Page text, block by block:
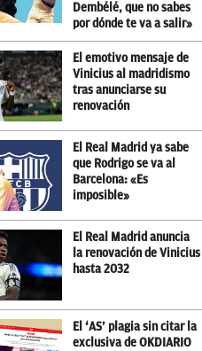
Dembélé, que no sabes
por dónde te va a salir»
El emotivo mensaje de
Vinicius al madridismo
tras anunciarse su
renovación
El Real Madrid ya sabe
que Rodrigo se va al
Barcelona: «Es
imposible»
El Real Madrid anuncia
la renovación de Vinicius
hasta 2032
El ‘AS’ plagia sin citar la
exclusiva de OKDIARIO